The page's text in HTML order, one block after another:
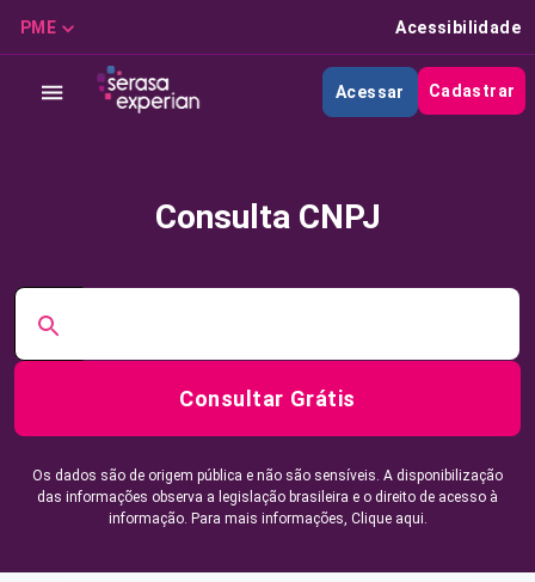
PME Acessibilidade
Acessar Cadastrar
Consulta CNPJ
Consultar Grátis
Os dados são de origem pública e não são sensíveis. A disponibilização
das informações observa a legislação brasileira e o direito de acesso à
informação. Para mais informações, Clique aqui.